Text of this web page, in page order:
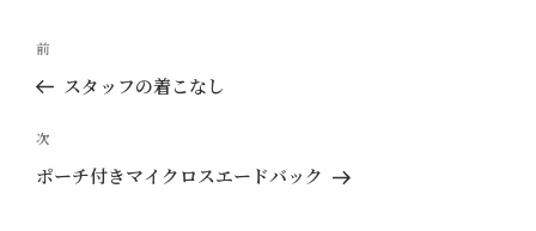
投
ナ
ビ
ゲ
過
去
投
稿
前
スタッフの着こなし
次
の
次
ポーチ付きマイクロスエードバック